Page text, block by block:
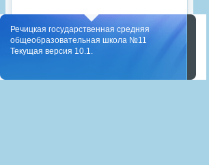
Речицкая государственная средняя
общеобразовательная школа №11
Текущая версия 10.1.